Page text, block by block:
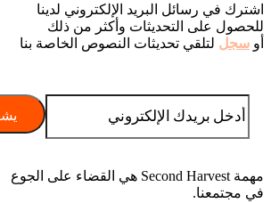
اشترك في رسائل البريد الإلكتروني لدينا
للحصول على التحديثات وأكثر من ذلك
أو سجل لتلقي تحديثات النصوص الخاصة بنا
مهمة Second Harvest هي القضاء على الجوع
في مجتمعنا.